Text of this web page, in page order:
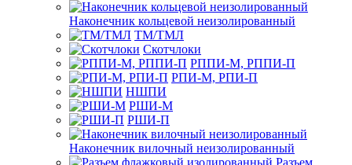
Наконечник кольцевой неизолированный
ТМ/ТМЛ
Скотчлоки
РППИ-М, РППИ-П
РПИ-М, РПИ-П
НШПИ
РШИ-М
РШИ-П
Наконечник вилочный неизолированный
Разъем